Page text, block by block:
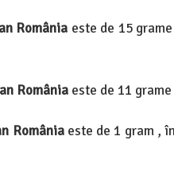
România este de 15
România este de 11 grame
Româniaeste de 1 gram ,